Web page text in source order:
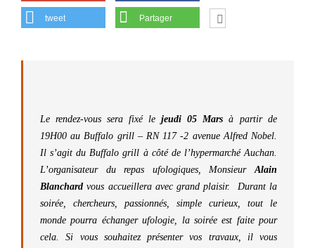
tweet Partager
Le rendez-vous sera fixé le jeudi 05 Mars à partir de
19H00 au Buffalo grill – RN 117 -2 avenue Alfred Nobel.
Il s’agit du Buffalo grill à côté de l’hypermarché Auchan.
L’organisateur du repas ufologiques, MonsieurAlain
Blanchard vous accueillera avec grand plaisir. Durant la
soirée, chercheurs, passionnés, simple curieux, tout le
monde pourra échanger ufologie, la soirée est faite pour
cela. Si vous souhaitez présenter vos travaux, il vous